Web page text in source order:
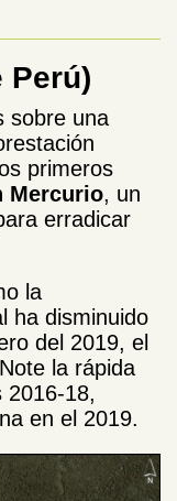
Perú)
sobre una
primeros
Mercurio, un
erradicar
la
ha disminuido
del 2019, el
la rápida
2016-18,
en el 2019.